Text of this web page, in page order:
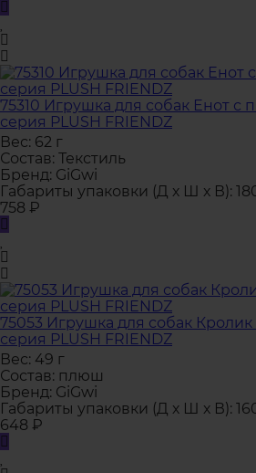
75310 Игрушка для собак Енот с
серия PLUSH FRIENDZ
Вес: 62 г
Состав: Текстиль
Бренд: GiGwi
Габариты упаковки (Д х Ш х В):
758 ₽
75053 Игрушка для собак
серия PLUSH FRIENDZ
Вес: 49 г
Состав: плюш
Бренд: GiGwi
Габариты упаковки (Д х Ш х В):
648 ₽